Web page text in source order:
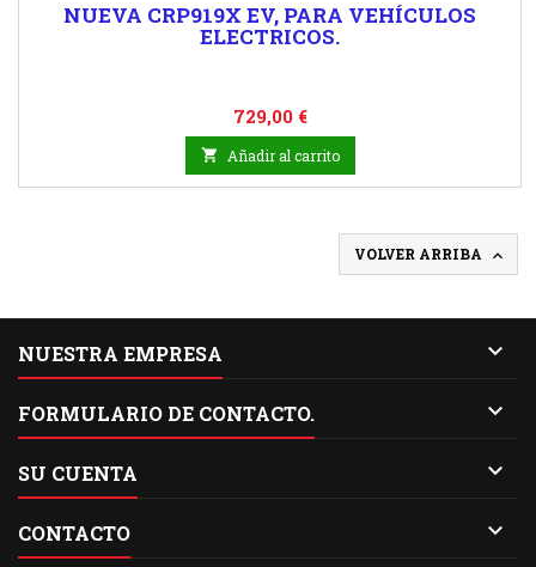
NUEVA CRP919X EV, PARA VEHÍCULOS
ELECTRICOS.
Precio
729,00 €
 Añadir al carrito
VOLVER ARRIBA 
NUESTRA EMPRESA 
FORMULARIO DE CONTACTO. 
SU CUENTA 
CONTACTO 